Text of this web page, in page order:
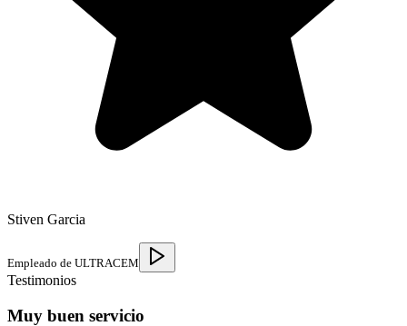
Stiven Garcia
Empleado de ULTRACEM
Testimonios
Muy buen servicio